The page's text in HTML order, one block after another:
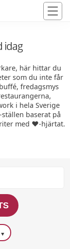
idag
här hittar du
som du inte får
fredagsmys
i hela Sverige
baserat på
med ❤️-hjärtat.
▼